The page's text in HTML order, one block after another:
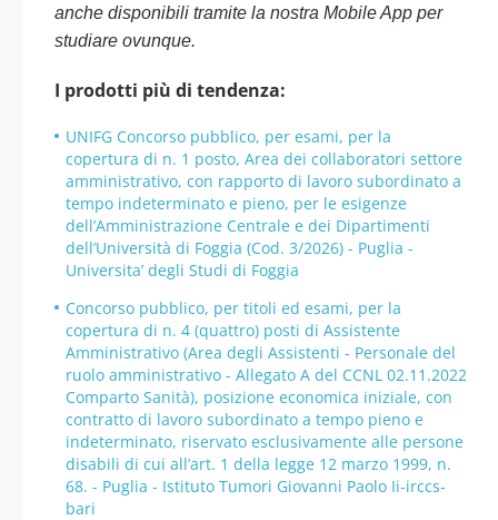
anche disponibili tramite la nostra Mobile App per
studiare ovunque.
I prodotti più di tendenza:
UNIFG Concorso pubblico, per esami, per la
copertura di n. 1 posto, Area dei collaboratori settore
amministrativo, con rapporto di lavoro subordinato a
tempo indeterminato e pieno, per le esigenze
dell’Amministrazione Centrale e dei Dipartimenti
dell’Università di Foggia (Cod. 3/2026) - Puglia -
Universita’ degli Studi di Foggia
Concorso pubblico, per titoli ed esami, per la
copertura di n. 4 (quattro) posti di Assistente
Amministrativo (Area degli Assistenti - Personale del
ruolo amministrativo - Allegato A del CCNL 02.11.2022
Comparto Sanità), posizione economica iniziale, con
contratto di lavoro subordinato a tempo pieno e
indeterminato, riservato esclusivamente alle persone
disabili di cui all’art. 1 della legge 12 marzo 1999, n.
68. - Puglia - Istituto Tumori Giovanni Paolo Ii-irccs-
bari